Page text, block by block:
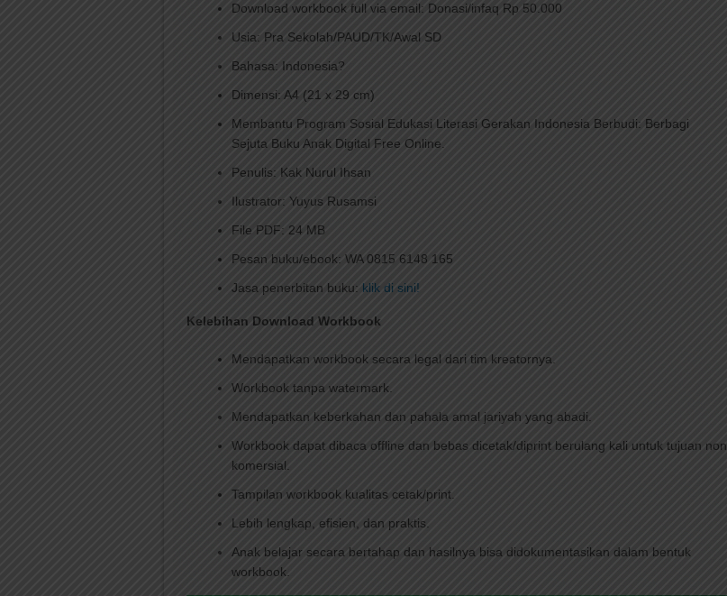
Download workbook full via email: Donasi/infaq Rp 50.000
Usia: Pra Sekolah/PAUD/TK/Awal SD
Bahasa: Indonesia?
Dimensi: A4 (21 x 29 cm)
Membantu Program Sosial Edukasi Literasi Gerakan Indonesia Berbudi: Berbagi
Sejuta Buku Anak Digital Free Online.
Penulis: Kak Nurul Ihsan
Ilustrator: Yuyus Rusamsi
File PDF: 24 MB
Pesan buku/ebook: WA 0815 6148 165
Jasa penerbitan buku: klik di sini!
Kelebihan Download Workbook
Mendapatkan workbook secara legal dari tim kreatornya.
Workbook tanpa watermark.
Mendapatkan keberkahan dan pahala amal jariyah yang abadi.
Workbook dapat dibaca offline dan bebas dicetak/diprint berulang kali untuk tujuan non
komersial.
Tampilan workbook kualitas cetak/print.
Lebih lengkap, efisien, dan praktis.
Anak belajar secara bertahap dan hasilnya bisa didokumentasikan dalam bentuk
workbook.